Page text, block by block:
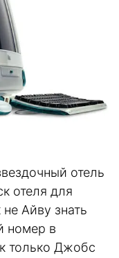
отель
отеля для
Айву знать
номер в
только Джобс